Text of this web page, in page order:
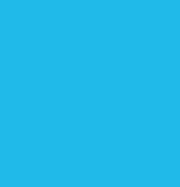
haben,
oder
dass